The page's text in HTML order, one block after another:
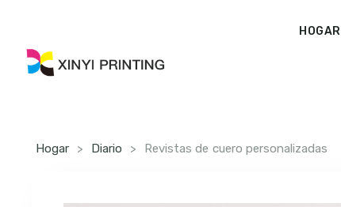
HOGAR
Hogar > Diario > Revistas de cuero personalizadas